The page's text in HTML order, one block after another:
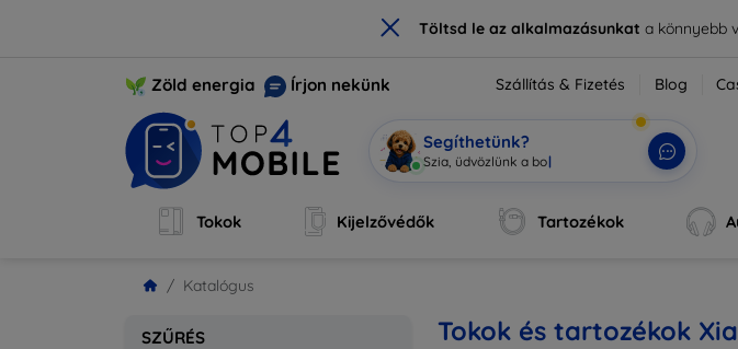
× Töltsd le az alkalmazásunkata könnyebb
Zöld energia Írjon nekünk Szállítás & Fizetés Blog
Segíthetünk?
Mobi va|
Tokok Kijelzővédők Tartozékok
Katalógus
SZŰRÉS Tokok és tartozékok